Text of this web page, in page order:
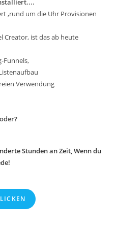
,rund um die Uhr Provisionen
Creator, ist das ab heute
Funnels,
Verwendung
Stunden an Zeit, Wenn du